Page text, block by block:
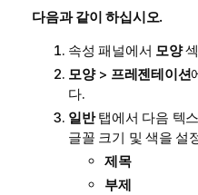
다음과 같이 하십시오.
속성 패널에서 모양
모양> 프레젠테이션
다.
일반탭에서 다음 텍
글꼴 크기 및 색을 설
제목
부제